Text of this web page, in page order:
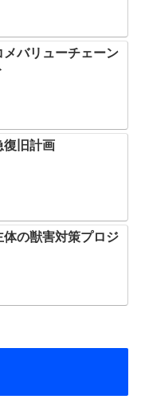
バリューチェーン
復旧計画
の獣害対策プロジ